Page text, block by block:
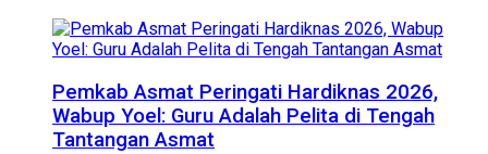
Pemkab Asmat Peringati Hardiknas 2026,
Wabup Yoel: Guru Adalah Pelita di Tengah
Tantangan Asmat